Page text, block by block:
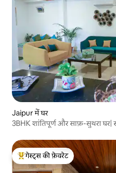
Jaipur में घर
3BHK शांतिपूर्ण और साफ़-सुथरा घर|
गेस्ट्स का टॉप फ़ेवरेट
गेस्ट्स की फ़ेवरेट